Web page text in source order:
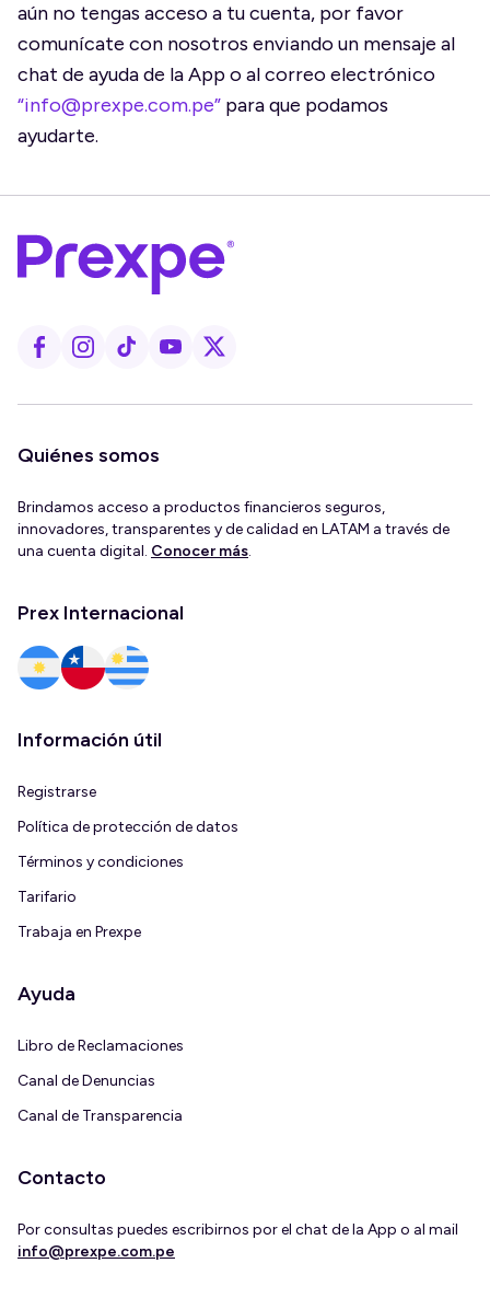
aún no tengas acceso a tu cuenta, por favor
comunícate con nosotros enviando un mensaje al
chat de ayuda de la App o al correo electrónico
“info@prexpe.com.pe” para que podamos
ayudarte.
Quiénes somos
Brindamos acceso a productos financieros seguros,
innovadores, transparentes y de calidad en LATAM a través de
una cuenta digital. Conocer más.
Prex Internacional
Información útil
Registrarse
Política de protección de datos
Términos y condiciones
Tarifario
Trabaja en Prexpe
Ayuda
Libro de Reclamaciones
Canal de Denuncias
Canal de Transparencia
Contacto
Por consultas puedes escribirnos por el chat de la App o al mail
info@prexpe.com.pe